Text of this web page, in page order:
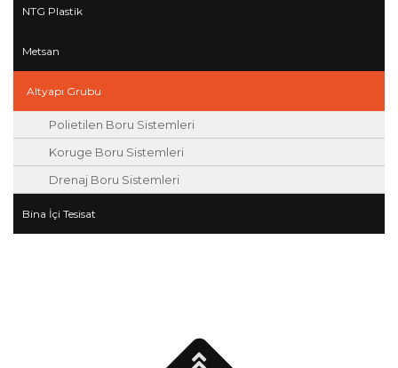
NTG Plastik
Metsan
Altyapı Grubu
Polietilen Boru Sistemleri
Koruge Boru Sistemleri
Drenaj Boru Sistemleri
Bina İçi Tesisat